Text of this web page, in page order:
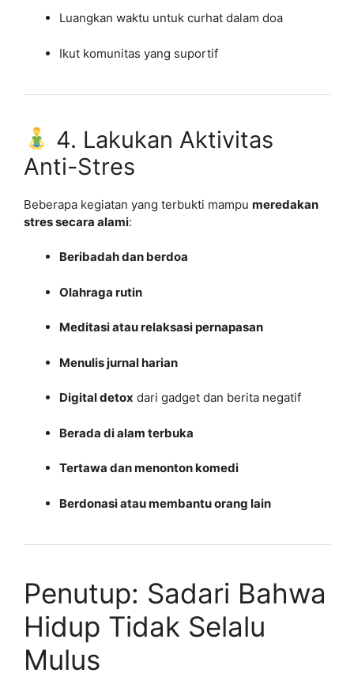
Luangkan waktu untuk curhat dalam doa
Ikut komunitas yang suportif
4. Lakukan Aktivitas
Anti-Stres
Beberapa kegiatan yang terbukti mampu meredakan
stres secara alami:
Beribadah dan berdoa
Olahraga rutin
Meditasi atau relaksasi pernapasan
Menulis jurnal harian
Digital detox dari gadget dan berita negatif
Berada di alam terbuka
Tertawa dan menonton komedi
Berdonasi atau membantu orang lain
Penutup: Sadari Bahwa
Hidup Tidak Selalu
Mulus